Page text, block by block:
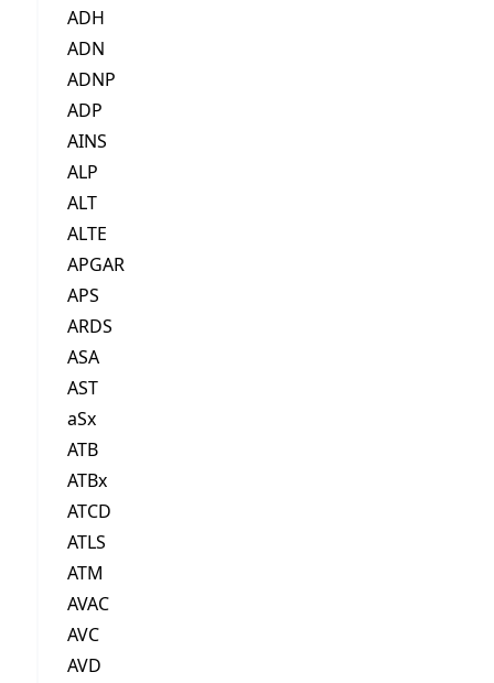
ADH
ADN
ADNP
ADP
AINS
ALP
ALT
ALTE
APGAR
APS
ARDS
ASA
AST
aSx
ATB
ATBx
ATCD
ATLS
ATM
AVAC
AVC
AVD